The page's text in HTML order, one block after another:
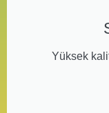
Yüksek